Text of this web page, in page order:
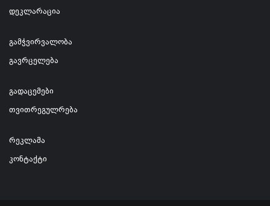
დეკლარაცია
გამჭვირვალობა
გავრცელება
გადაცემები
თვითრეგულრება
რეკლამა
კონტაქტი